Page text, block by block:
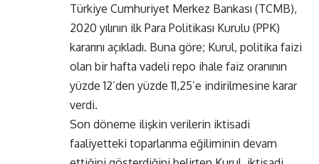
Türkiye Cumhuriyet Merkez Bankası (TCMB),
2020 yılının ilk Para Politikası Kurulu (PPK)
kararını açıkladı. Buna göre; Kurul, politika faizi
olan bir hafta vadeli repo ihale faiz oranının
yüzde 12’den yüzde 11,25’e indirilmesine karar
verdi.
Son döneme ilişkin verilerin iktisadi
faaliyetteki toparlanma eğiliminin devam